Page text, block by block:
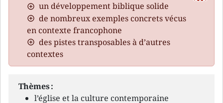
un développement biblique solide
de nombreux exemples concrets vécus
en contexte francophone
des pistes transposables à d’autres
contextes
Thèmes :
l’église et la culture contemporaine